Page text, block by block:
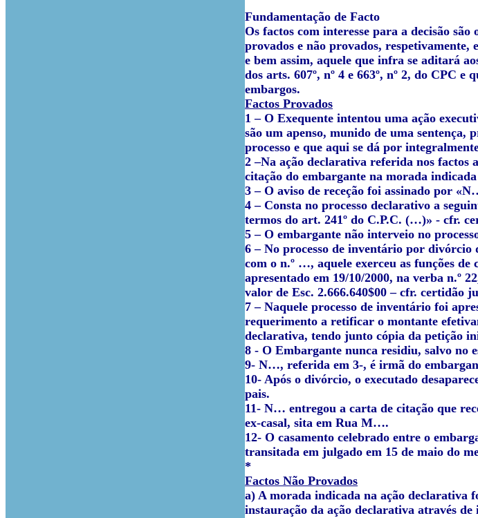
Fundamentação de Facto
Os factos com interesse para a decisão
provados e não provados, respetivamente,
e bem assim, aquele que infra se aditará
dos arts. 607º, nº 4 e 663º, nº 2, do CPC
embargos.
Factos Provados
1 – O Exequente intentou uma ação
são um apenso, munido de uma
processo e que aqui se dá por
2 –Na ação declarativa referida nos factos
citação do embargante na morada
3 – O aviso de receção foi assinado por
4 – Consta no processo declarativo a
termos do art. 241º do C.P.C. (…)» - cfr.
5 – O embargante não interveio no
6 – No processo de inventário por
com o n.º …, aquele exerceu as funções
apresentado em 19/10/2000, na verba n.º
valor de Esc. 2.666.640$00 – cfr. certidão
7 – Naquele processo de inventário foi
requerimento a retificar o montante
declarativa, tendo junto cópia da petição
8 - O Embargante nunca residiu, salvo no
9- N…, referida em 3-, é irmã do
10- Após o divórcio, o executado
pais.
11- N… entregou a carta de citação que
ex-casal, sita em Rua M….
12- O casamento celebrado entre o
transitada em julgado em 15 de maio do
*
Factos Não Provados
a) A morada indicada na ação declarativa
instauração da ação declarativa através